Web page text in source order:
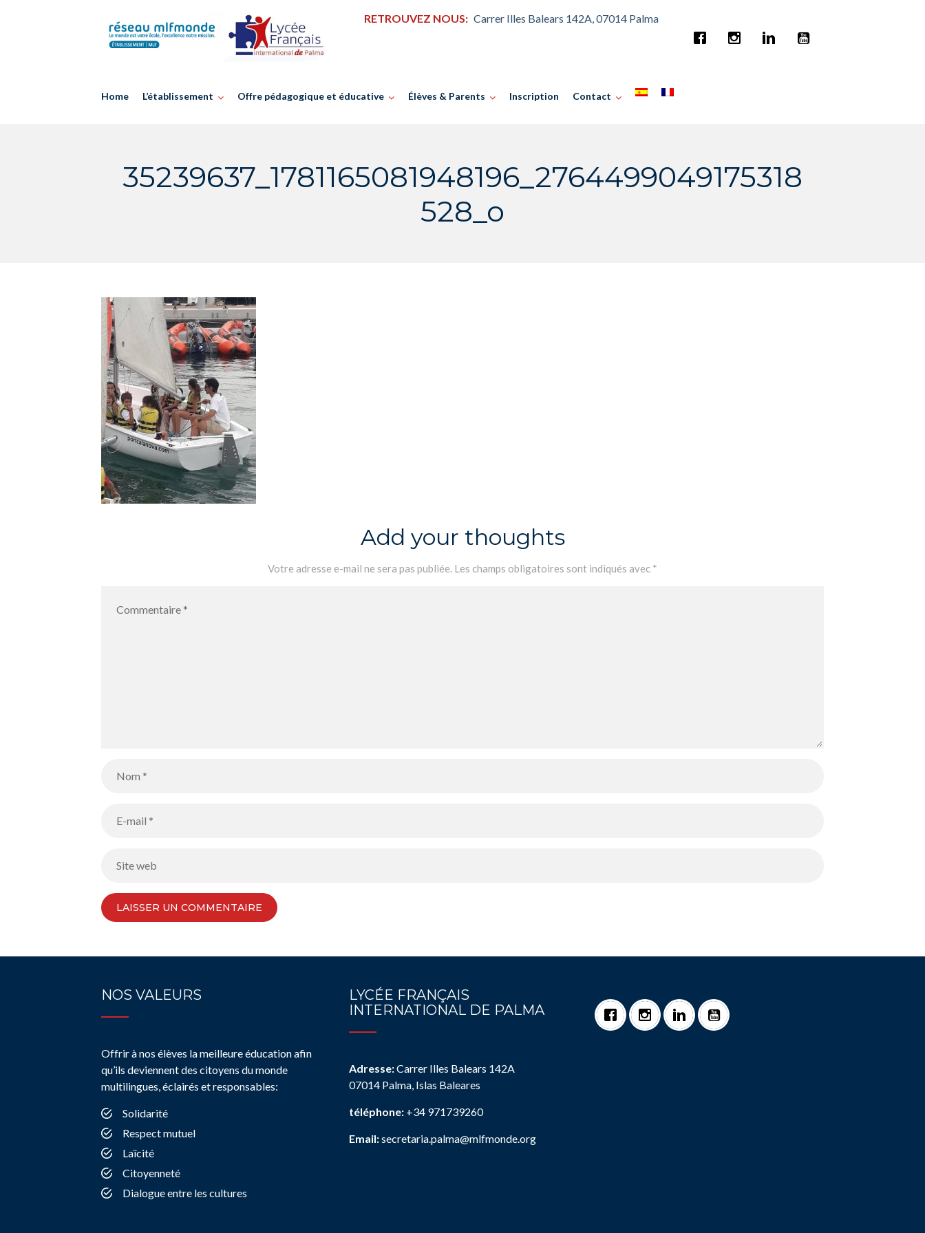
RETROUVEZ NOUS: Carrer Illes Balears 142A, 07014 Palma
Home L’établissement Offre pédagogique et éducative Élèves & Parents Inscription Contact
35239637_1781165081948196_2764499049175318
528_o
Add your thoughts
Votre adresse e-mail ne sera pas publiée. Les champs obligatoires sont indiqués avec *
NOS VALEURS
Offrir à nos élèves la meilleure éducation afin
qu’ils deviennent des citoyens du monde
multilingues, éclairés et responsables:
Solidarité
Respect mutuel
Laïcité
Citoyenneté
Dialogue entre les cultures
LYCÉE FRANÇAIS
INTERNATIONAL DE PALMA
Adresse:Carrer Illes Balears 142A
07014 Palma, Islas Baleares
téléphone: +34 971739260
Email:secretaria.palma@mlfmonde.org